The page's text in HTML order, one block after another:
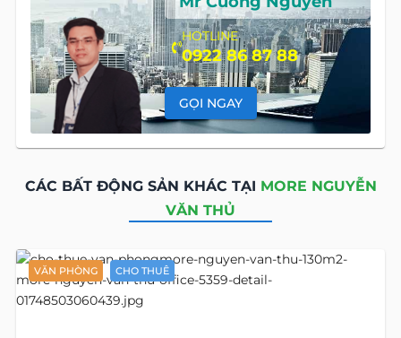
HOTLINE
0922 86 87 88
GỌI NGAY
CÁC BẤT ĐỘNG SẢN KHÁC TẠI MORE NGUYỄN
VĂN THỦ
VĂN PHÒNG CHO THUÊ